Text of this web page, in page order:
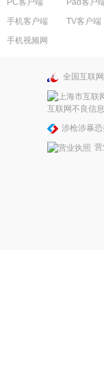
PC客户端
Pad客户
手机客户端
TV客户端
手机视频网
全国互联
互联网不良信
涉枪涉暴
营